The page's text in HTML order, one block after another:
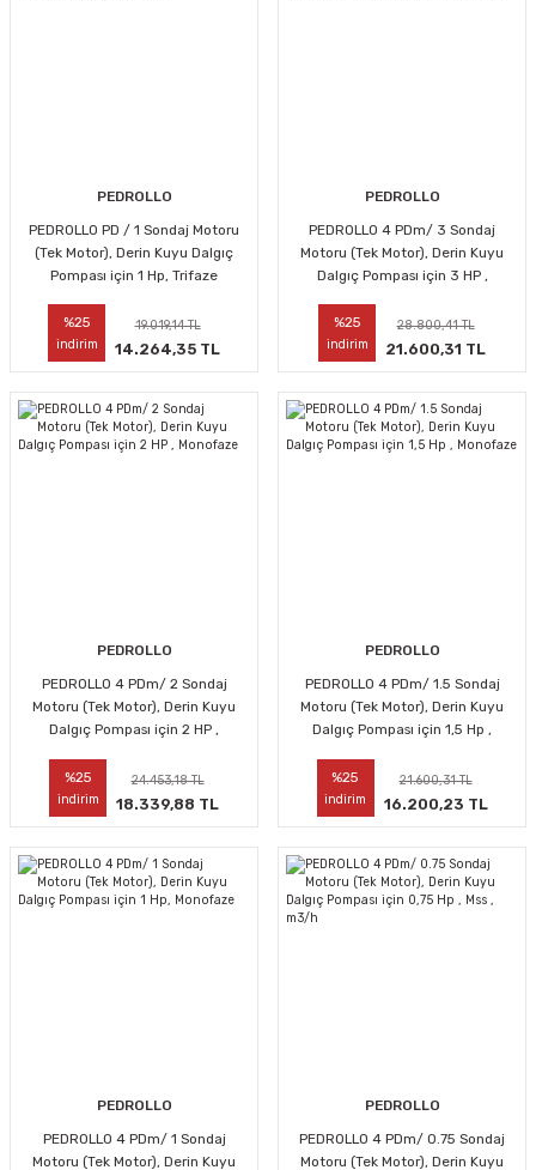
PEDROLLO
PEDROLLO PD / 1 Sondaj Motoru
(Tek Motor), Derin Kuyu Dalgıç
Pompası için 1 Hp, Trifaze
%25
indirim
19.019,14 TL
14.264,35 TL
PEDROLLO
PEDROLLO 4 PDm/ 3 Sondaj
Motoru (Tek Motor), Derin Kuyu
Dalgıç Pompası için 3 HP ,
%25
indirim
28.800,41 TL
21.600,31 TL
PEDROLLO
PEDROLLO 4 PDm/ 2 Sondaj
Motoru (Tek Motor), Derin Kuyu
Dalgıç Pompası için 2 HP ,
%25
indirim
24.453,18 TL
18.339,88 TL
PEDROLLO
PEDROLLO 4 PDm/ 1.5 Sondaj
Motoru (Tek Motor), Derin Kuyu
Dalgıç Pompası için 1,5 Hp ,
%25
indirim
21.600,31 TL
16.200,23 TL
PEDROLLO
PEDROLLO 4 PDm/ 1 Sondaj
Motoru (Tek Motor), Derin Kuyu
PEDROLLO
PEDROLLO 4 PDm/ 0.75 Sondaj
Motoru (Tek Motor), Derin Kuyu